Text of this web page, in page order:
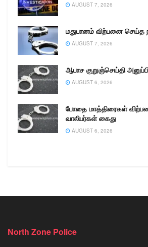
AUGUST 7, 2026
மதுபானம் விற்பனை செய்த
AUGUST 7, 2026
ஆபாச குறுஞ்செய்தி
AUGUST 6, 2026
போதை மாத்திரைகள்
வாலிபர்கள் கைது
AUGUST 6, 2026
North Zone Police